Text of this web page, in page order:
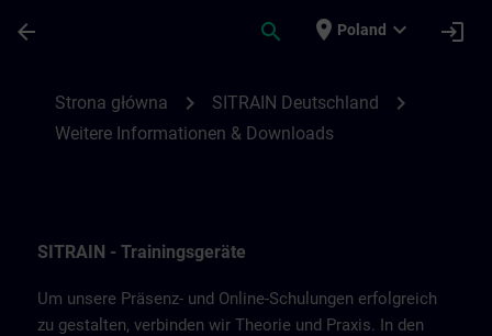
arrow_back search place Poland expand_more login
Strona główna chevron_right SITRAIN Deutschland chevron_right
Weitere Informationen & Downloads
SITRAIN - Trainingsgeräte
Um unsere Präsenz- und Online-Schulungen erfolgreich
zu gestalten, verbinden wir Theorie und Praxis. In den